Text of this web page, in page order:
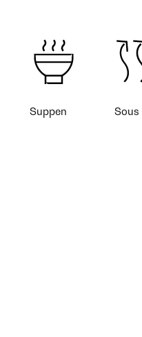
Suppen Sous